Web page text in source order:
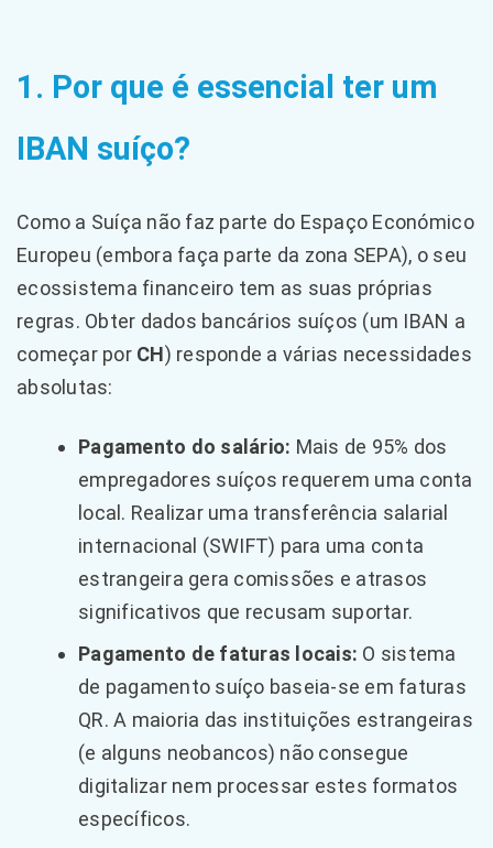
1. Por que é essencial ter um
IBAN suíço?
Como a Suíça não faz parte do Espaço Económico
Europeu (embora faça parte da zona SEPA), o seu
ecossistema financeiro tem as suas próprias
regras. Obter dados bancários suíços (um IBAN a
começar por CH) responde a várias necessidades
absolutas:
Pagamento do salário: Mais de 95% dos
empregadores suíços requerem uma conta
local. Realizar uma transferência salarial
internacional (SWIFT) para uma conta
estrangeira gera comissões e atrasos
significativos que recusam suportar.
Pagamento de faturas locais: O sistema
de pagamento suíço baseia-se em faturas
QR. A maioria das instituições estrangeiras
(e alguns neobancos) não consegue
digitalizar nem processar estes formatos
específicos.